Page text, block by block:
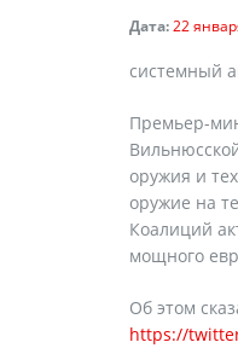
Дата:22
cистемный
Премьер-
оружия и
оружие на
Коалиций
мощного
Об этом
https://